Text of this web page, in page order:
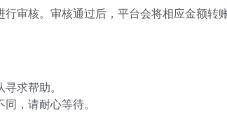
审核。审核通过后，平台会将相应金额转
求帮助。
，请耐心等待。